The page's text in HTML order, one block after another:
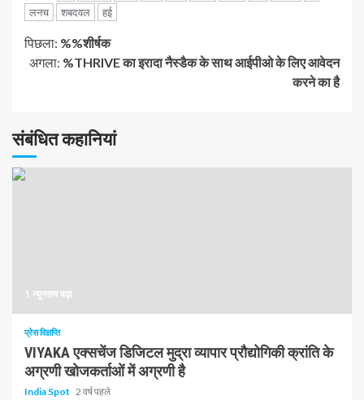
लनच
शबदवल हई
जारी
रहे
हैं
पिछला: %%शीर्षक
अगला: %THRIVE का इरादा नैस्डैक के साथ आईपीओ के लिए आवेदन
करने का है
संबंधित कहानियां
1 न्यूनतम पढ़ा
प्रेस विज्ञप्ति
VIYAKA एक्सचेंज डिजिटल मुद्रा व्यापार प्रौद्योगिकी क्रांति के
अग्रणी खोजकर्ताओं में अग्रणी है
India Spot 2 वर्ष पहले